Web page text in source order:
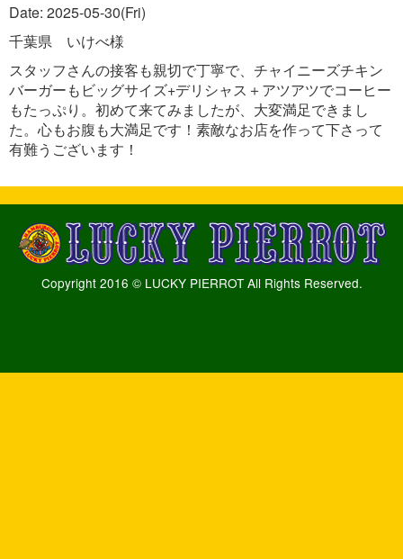
Date: 2025-05-30(Fri)
千葉県 いけべ様
スタッフさんの接客も親切で丁寧で、チャイニーズチキン
バーガーもビッグサイズ+デリシャス＋アツアツでコーヒー
もたっぷり。初めて来てみましたが、大変満足できまし
た。心もお腹も大満足です！素敵なお店を作って下さって
有難うございます！
Copyright 2016 © LUCKY PIERROT All Rights Reserved.